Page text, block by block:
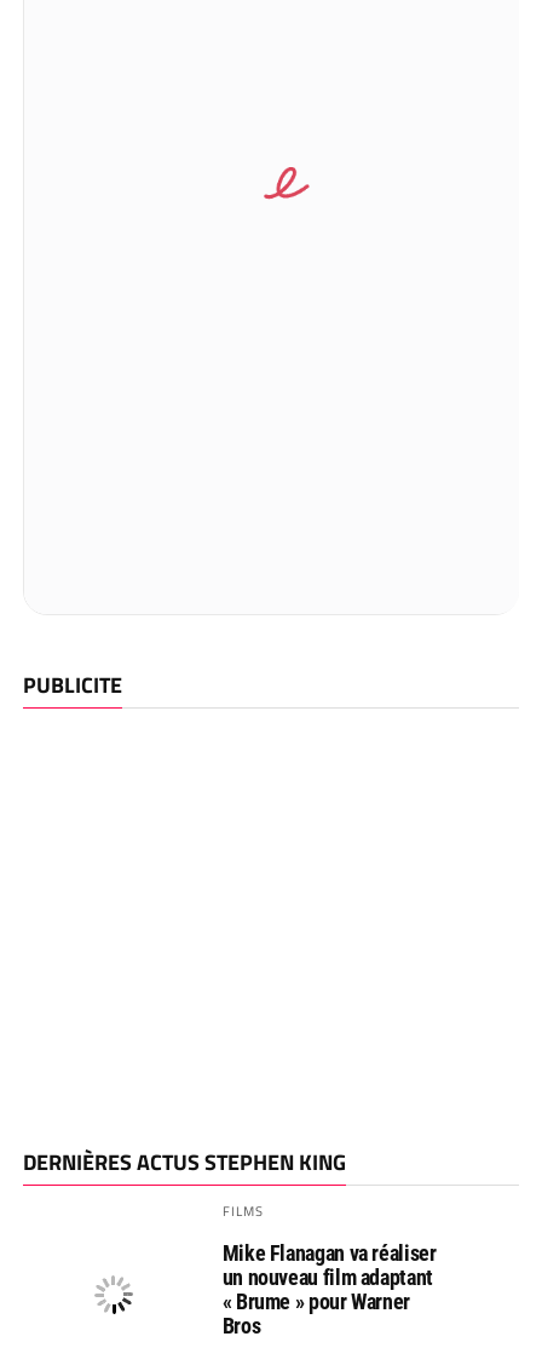
PUBLICITE
DERNIÈRES ACTUS STEPHEN KING
FILMS
Mike Flanagan va réaliser
un nouveau film adaptant
« Brume » pour Warner
Bros